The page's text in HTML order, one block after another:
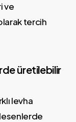
ve
tercih
üretilebilir
levha